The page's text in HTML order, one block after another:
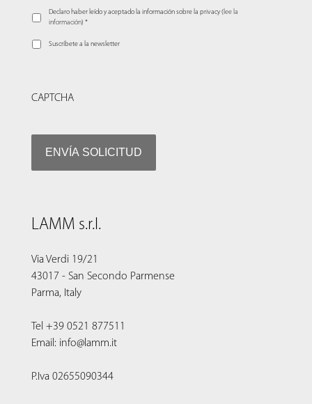
Declaro haber leído y aceptado la información sobre la privacy (lee la
información) *
Suscríbete a la newsletter
CAPTCHA
LAMM s.r.l.
Via Verdi 19/21
43017 - San Secondo Parmense
Parma, Italy
Tel +39 0521 877511
Email: info@lamm.it
P.Iva 02655090344